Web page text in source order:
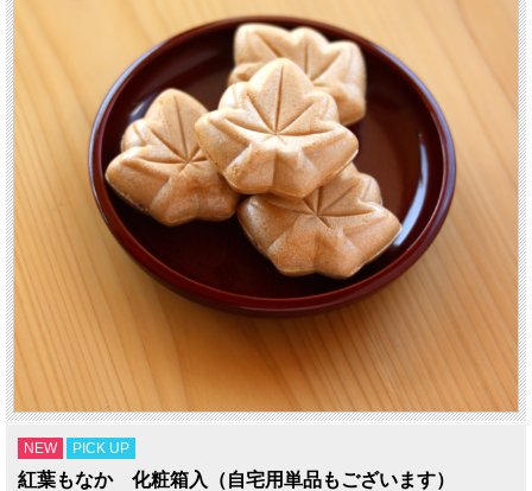
NEW PICK UP
紅葉もなか 化粧箱入（自宅用単品もございます）